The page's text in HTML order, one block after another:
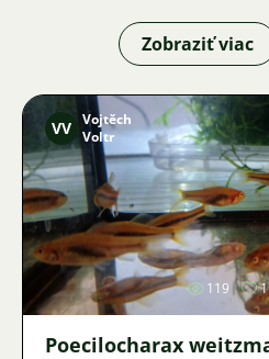
Zobraziť viac
VV Vojtěch
Voltr
119 1
Poecilocharax